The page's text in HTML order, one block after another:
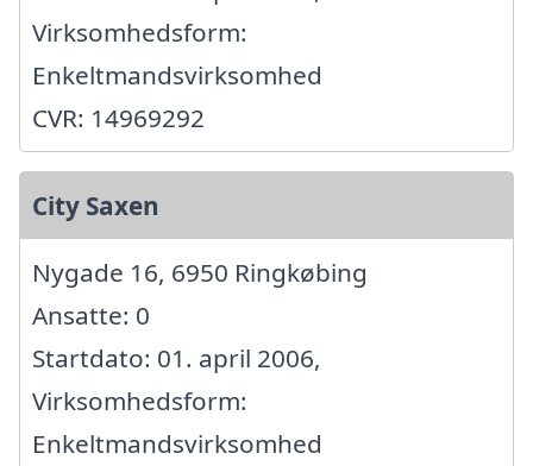
Virksomhedsform:
Enkeltmandsvirksomhed
CVR: 14969292
City Saxen
Nygade 16, 6950 Ringkøbing
Ansatte: 0
Startdato: 01. april 2006,
Virksomhedsform:
Enkeltmandsvirksomhed